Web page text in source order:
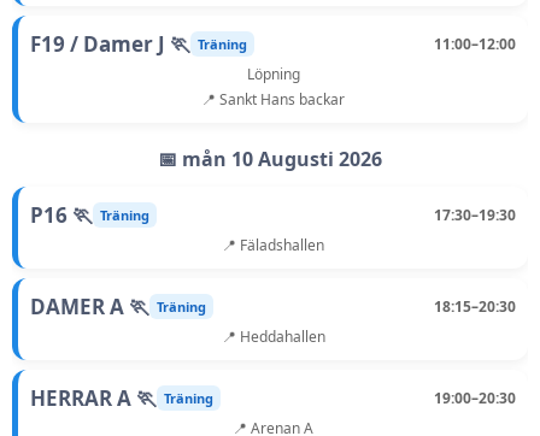
F19 / Damer J 🏃 Träning
11:00–12:00
Löpning
📍 Sankt Hans backar
📅 mån 10 Augusti 2026
P16 🏃 Träning
17:30–19:30
📍 Fäladshallen
DAMER A 🏃 Träning
18:15–20:30
📍 Heddahallen
HERRAR A 🏃 Träning
19:00–20:30
📍 Arenan A